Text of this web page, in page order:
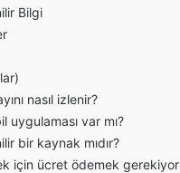
Bilgi
nasıl izlenir?
uygulaması var mı?
bir kaynak mıdır?
için ücret ödemek